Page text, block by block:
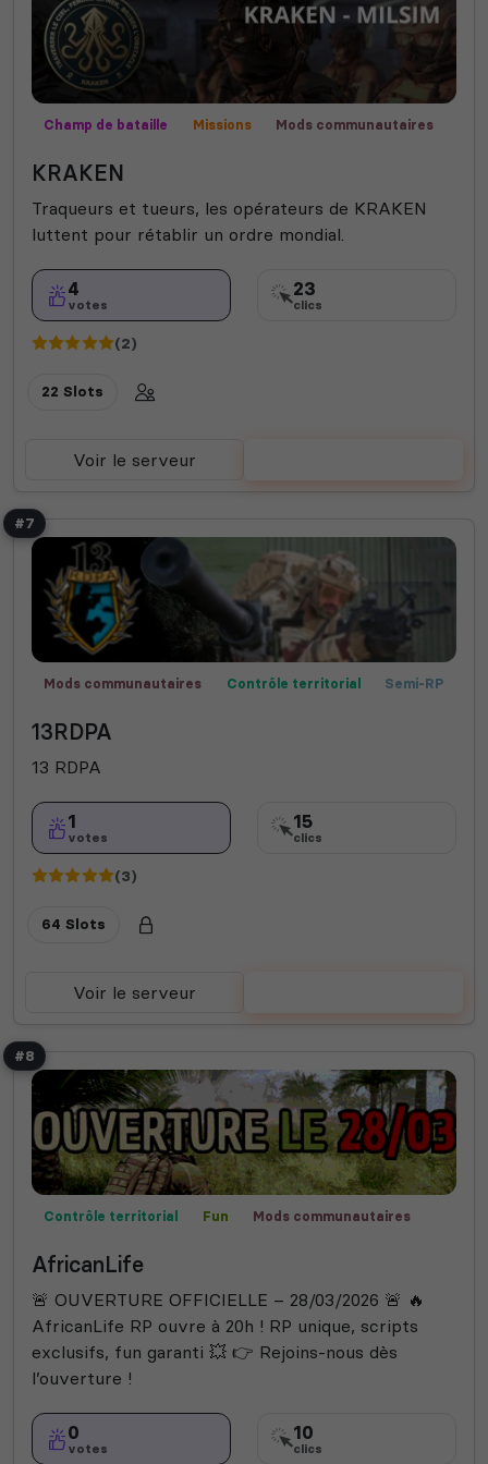
Champ de bataille Missions
Mods communautaires
KRAKEN
Traqueurs et tueurs, les opérateurs de KRAKEN
luttent pour rétablir un ordre mondial.
4
votes
23
clics
(2)
22 Slots
Voir le serveur
#7
Mods communautaires Contrôle territorial
Semi-RP
13RDPA
13 RDPA
1
votes
15
clics
(3)
64 Slots
Voir le serveur
#8
Contrôle territorial Fun
Mods communautaires
AfricanLife
🚨 OUVERTURE OFFICIELLE – 28/03/2026 🚨 🔥
AfricanLife RP ouvre à 20h ! RP unique, scripts
exclusifs, fun garanti 💥 👉 Rejoins-nous dès
l’ouverture !
0
votes
10
clics